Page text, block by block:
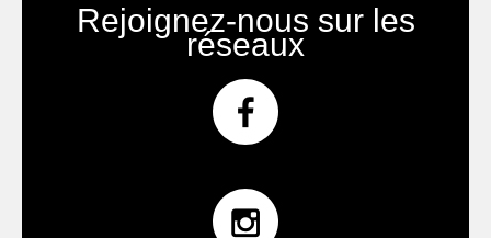
Rejoignez-nous sur les
réseaux